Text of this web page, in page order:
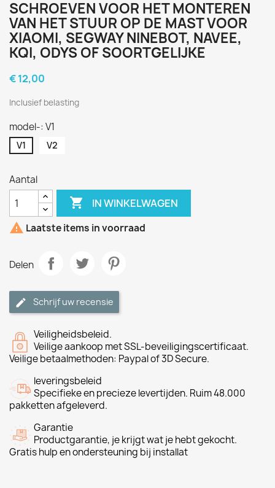
SCHROEVEN VOOR HET MONTEREN
VAN HET STUUR OP DE MAST VOOR
XIAOMI, SEGWAY NINEBOT, NAVEE,
KQI, ODYS OF SOORTGELIJKE
€ 12,00
Inclusief belasting
model-: V1
V1 V2
Aantal
 IN WINKELWAGEN
 Laatste items in voorraad
Delen
Schrijf uw recensie
Veiligheidsbeleid.
Veilige aankoop met SSL-beveiligingscertificaat.
Veilige betaalmethoden: Paypal of 3D Secure.
leveringsbeleid
Specifieke en precieze levertijden. Ruim 48.000
pakketten afgeleverd.
Garantie
Productgarantie, je krijgt wat je hebt gekocht.
Gratis hulp en ondersteuning bij installat